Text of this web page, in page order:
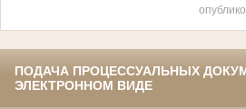
ПОДАЧА ПРОЦЕССУАЛЬНЫХ
ЭЛЕКТРОННОМ ВИДЕ